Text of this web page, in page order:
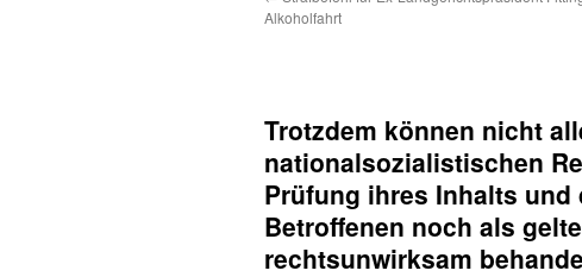
Alkoholfahrt
Trotzdem können nicht
nationalsozialistischen
Prüfung ihres Inhalts und
Betroffenen noch als
rechtsunwirksam